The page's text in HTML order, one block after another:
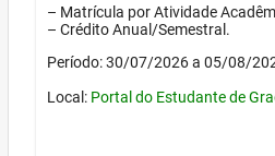
– Matrícula por Atividade
– Crédito Anual/Semestral.
Período: 30/07/2026 a 05/08/
Local: Portal do Estudante de